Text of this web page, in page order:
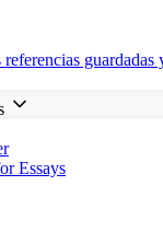
guardadas
Essays